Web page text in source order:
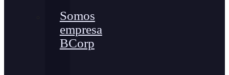
Somos
empresa
BCorp